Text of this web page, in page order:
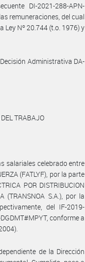
DI-2021-288-APN-
remuneraciones, del cual
Nº 20.744 (t.o. 1976) y
Administrativa DA-
TRABAJO
salariales celebrado entre
(FATLYF), por la parte
POR DISTRIBUCION
(TRANSNOA S.A.), por la
del IF-2019-
conforme a
de la Dirección